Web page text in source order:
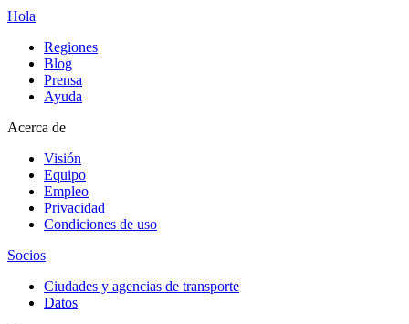
Hola
Regiones
Blog
Prensa
Ayuda
Acerca de
Visión
Equipo
Empleo
Privacidad
Condiciones de uso
Socios
Ciudades y agencias de transporte
Datos